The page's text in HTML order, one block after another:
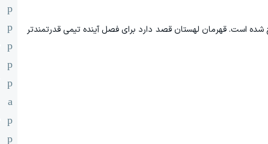
شده است. قهرمان لهستان قصد دارد برای فصل آینده تیمی قدرتمندتر